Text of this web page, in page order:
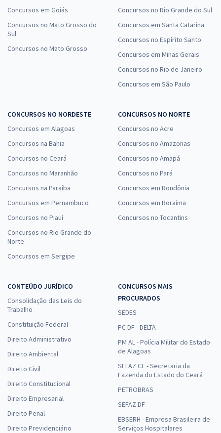
Concursos em Goiás
Concursos no Mato Grosso do
Sul
Concursos no Mato Grosso
Concursos no Rio Grande do Sul
Concursos em Santa Catarina
Concursos no Espírito Santo
Concursos em Minas Gerais
Concursos no Rio de Janeiro
Concursos em São Paulo
CONCURSOS NO NORDESTE
Concursos em Alagoas
Concursos na Bahia
Concursos no Ceará
Concursos no Maranhão
Concursos na Paraíba
Concursos em Pernambuco
Concursos no Piauí
Concursos no Rio Grande do
Norte
Concursos em Sergipe
CONCURSOS NO NORTE
Concursos no Acre
Concursos no Amazonas
Concursos no Amapá
Concursos no Pará
Concursos em Rondônia
Concursos em Roraima
Concursos no Tocantins
CONTEÚDO JURÍDICO
Consolidação das Leis do
Trabalho
Constituição Federal
Direito Administrativo
Direito Ambiental
Direito Civil
Direito Constitucional
Direito Empresarial
Direito Penal
Direito Previdenciário
CONCURSOS MAIS
PROCURADOS
SEDES
PC DF - DELTA
PM AL - Polícia Militar do Estado
de Alagoas
SEFAZ CE - Secretaria da
Fazenda do Estado do Ceará
PETROBRAS
SEFAZ DF
EBSERH - Empresa Brasileira de
Serviços Hospitalares